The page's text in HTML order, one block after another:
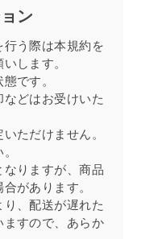
ン
う際は本規約を
します。
です。
どはお受けいた
ただけません。
りますが、商品
があります。
、配送が遅れた
すので、あらか